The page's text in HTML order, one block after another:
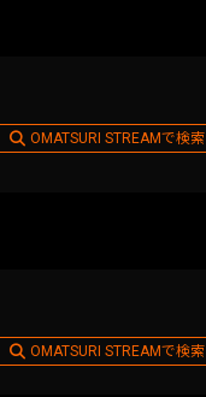
OMATSURI STREAMで検索
OMATSURI STREAMで検索